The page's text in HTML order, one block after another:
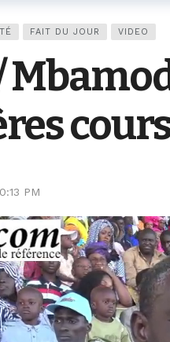
FAIT DU JOUR VIDEO
PM